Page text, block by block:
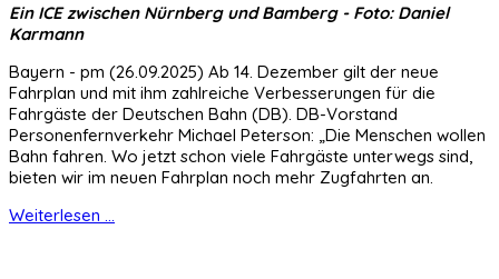
Ein ICE zwischen Nürnberg und Bamberg - Foto: Daniel
Karmann
Bayern - pm (26.09.2025) Ab 14. Dezember gilt der neue
Fahrplan und mit ihm zahlreiche Verbesserungen für die
Fahrgäste der Deutschen Bahn (DB). DB-Vorstand
Personenfernverkehr Michael Peterson: „Die Menschen wollen
Bahn fahren. Wo jetzt schon viele Fahrgäste unterwegs sind,
bieten wir im neuen Fahrplan noch mehr Zugfahrten an.
Weiterlesen ...